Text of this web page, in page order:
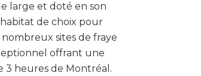
large et doté en son
de choix pour
sites de fraye
offrant une
3 heures de Montréal.